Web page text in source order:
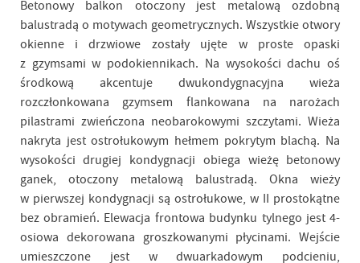
Betonowy balkon otoczony jest metalową ozdobną
balustradą o motywach geometrycznych. Wszystkie otwory
okienne i drzwiowe zostały ujęte w proste opaski
z gzymsami w podokiennikach. Na wysokości dachu oś
środkową akcentuje dwukondygnacyjna wieża
rozczłonkowana gzymsem flankowana na narożach
pilastrami zwieńczona neobarokowymi szczytami. Wieża
nakryta jest ostrołukowym hełmem pokrytym blachą. Na
wysokości drugiej kondygnacji obiega wieżę betonowy
ganek, otoczony metalową balustradą. Okna wieży
w pierwszej kondygnacji są ostrołukowe, w II prostokątne
bez obramień. Elewacja frontowa budynku tylnego jest 4-
osiowa dekorowana groszkowanymi płycinami. Wejście
umieszczone jest w dwuarkadowym podcieniu,